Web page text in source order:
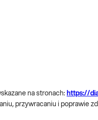
na stronach: https://
przywracaniu i poprawie